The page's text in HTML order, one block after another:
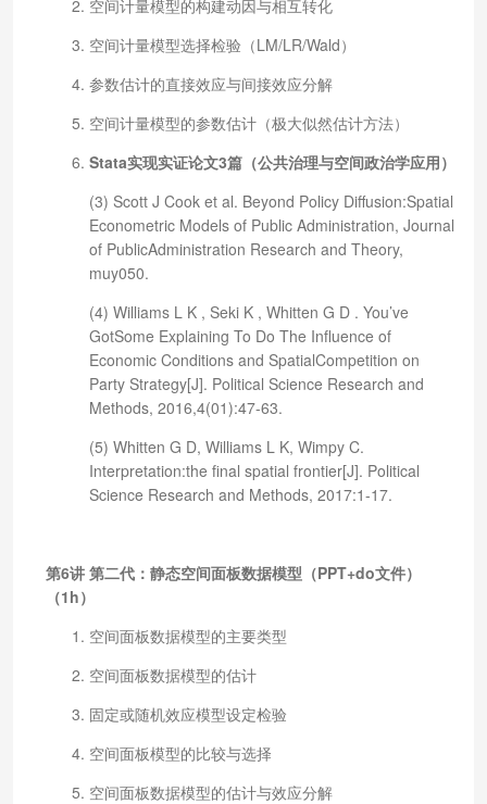
空间计量模型的构建动因与相互转化
空间计量模型选择检验（LM/LR/Wald）
参数估计的直接效应与间接效应分解
空间计量模型的参数估计（极大似然估计方法）
Stata实现实证论文3篇（公共治理与空间政治学应用）
(3) Scott J Cook et al. Beyond Policy Diffusion:Spatial
Econometric Models of Public Administration, Journal
of PublicAdministration Research and Theory,
muy050.
(4) Williams L K , Seki K , Whitten G D . You’ve
GotSome Explaining To Do The Influence of
Economic Conditions and SpatialCompetition on
Party Strategy[J]. Political Science Research and
Methods, 2016,4(01):47-63.
(5) Whitten G D, Williams L K, Wimpy C.
Interpretation:the final spatial frontier[J]. Political
Science Research and Methods, 2017:1-17.
第6讲 第二代：静态空间面板数据模型（PPT+do文件）
（1h）
空间面板数据模型的主要类型
空间面板数据模型的估计
固定或随机效应模型设定检验
空间面板模型的比较与选择
空间面板数据模型的估计与效应分解